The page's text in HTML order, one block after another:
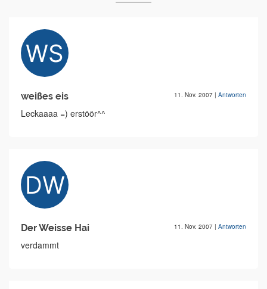
weißes eis 11. Nov. 2007 | Antworten
Leckaaaa =) erstöör^^
Der Weisse Hai 11. Nov. 2007 | Antworten
verdammt